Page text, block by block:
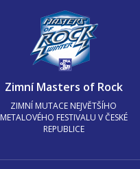
Zimní Masters of Rock
ZIMNÍ MUTACE NEJVĚTŠÍHO
METALOVÉHO FESTIVALU V ČESKÉ
REPUBLICE